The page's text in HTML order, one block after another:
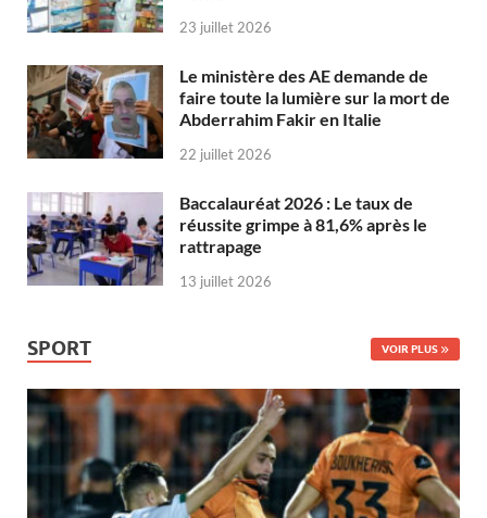
23 juillet 2026
Le ministère des AE demande de
faire toute la lumière sur la mort de
Abderrahim Fakir en Italie
22 juillet 2026
Baccalauréat 2026 : Le taux de
réussite grimpe à 81,6% après le
rattrapage
13 juillet 2026
SPORT VOIR PLUS